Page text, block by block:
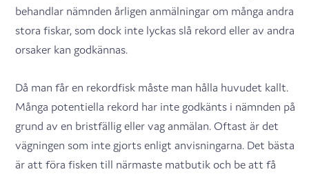
behandlar nämnden årligen anmälningar om många andra
stora fiskar, som dock inte lyckas slå rekord eller av andra
orsaker kan godkännas.
Då man får en rekordfisk måste man hålla huvudet kallt.
Många potentiella rekord har inte godkänts i nämnden på
grund av en bristfällig eller vag anmälan. Oftast är det
vägningen som inte gjorts enligt anvisningarna. Det bästa
är att föra fisken till närmaste matbutik och be att få